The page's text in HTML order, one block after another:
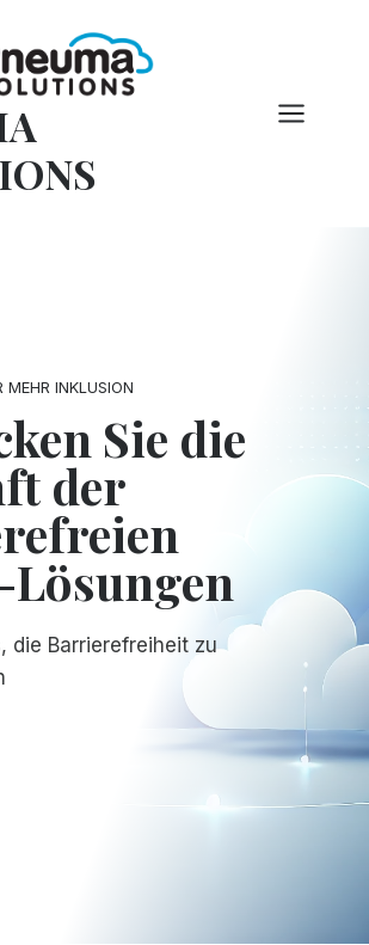
MEHR INKLUSION
Sie die
der
die Barrierefreiheit zu